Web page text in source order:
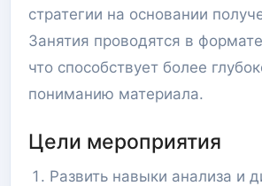
стратегии на основании
Занятия проводятся в
что способствует более
пониманию материала.
Цели мероприятия
Развить навыки анализа и